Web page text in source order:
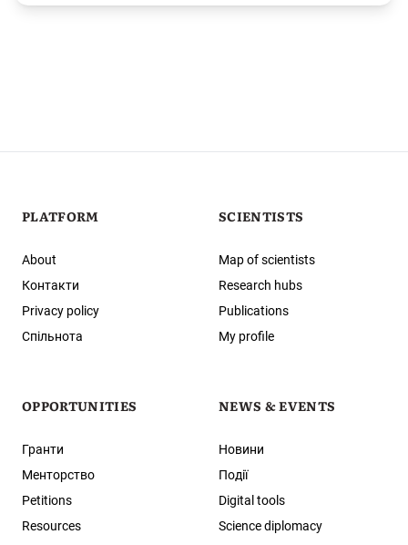
PLATFORM
About
Контакти
Privacy policy
Спільнота
SCIENTISTS
Map of scientists
Research hubs
Publications
My profile
OPPORTUNITIES
Гранти
Менторство
Petitions
Resources
NEWS & EVENTS
Новини
Події
Digital tools
Science diplomacy